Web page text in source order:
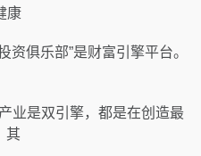
康
资俱乐部”是财富引擎平台。
业是双引擎，都是在创造最
其